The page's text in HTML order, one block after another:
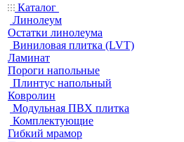
Каталог
Линолеум
Остатки линолеума
Виниловая плитка (LVT)
Ламинат
Пороги напольные
Плинтус напольный
Ковролин
Модульная ПВХ плитка
Комплектующие
Гибкий мрамор